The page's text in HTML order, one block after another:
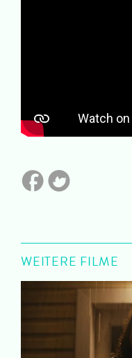
WEITERE FILME